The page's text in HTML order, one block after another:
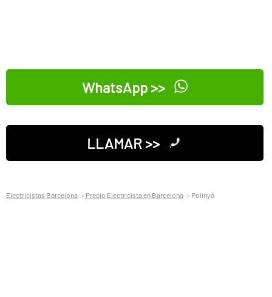
WhatsApp >>
LLAMAR >>
Electricistas Barcelona Precio Electricista en Barcelona Polinyà